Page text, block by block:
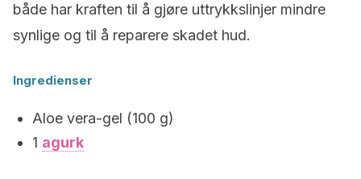
både har kraften til å gjøre uttrykkslinjer mindre
synlige og til å reparere skadet hud.
Ingredienser
Aloe vera-gel (100 g)
1 agurk